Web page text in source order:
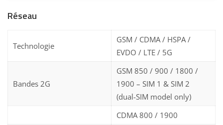
Réseau
Technologie
GSM / CDMA / HSPA /
EVDO / LTE / 5G
Bandes 2G
GSM 850 / 900 / 1800 /
1900 – SIM 1 & SIM 2
(dual-SIM model only)
CDMA 800 / 1900